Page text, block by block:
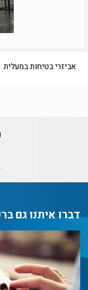
אביזרי בטיחות במעלית
דברו איתנו גם